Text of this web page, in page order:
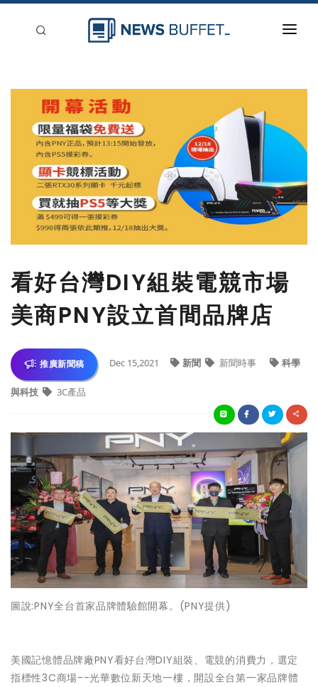
新聞稿分類
登入
刊登
看好台灣DIY組裝電競市場
美商PNY設立首間品牌店
推廣新聞稿 Dec 15,2021 新聞 新聞時事 科學
與科技 3C產品
圖說:PNY全台首家品牌體驗館開幕。(PNY提供)
美國記憶體品牌廠PNY看好台灣DIY組裝、電競的消費力，選定
指標性3C商場--光華數位新天地一樓，開設全台第一家品牌體